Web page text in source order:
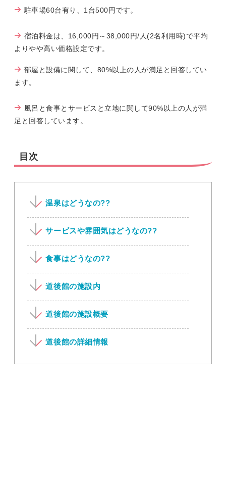
駐車場60台有り、1台500円です。
宿泊料金は、16,000円～38,000円/人(2名利用時)で平均
よりやや高い価格設定です。
部屋と設備に関して、80%以上の人が満足と回答してい
ます。
風呂と食事とサービスと立地に関して90%以上の人が満
足と回答しています。
目次
温泉はどうなの??
サービスや雰囲気はどうなの??
食事はどうなの??
道後館の施設内
道後館の施設概要
道後館の詳細情報